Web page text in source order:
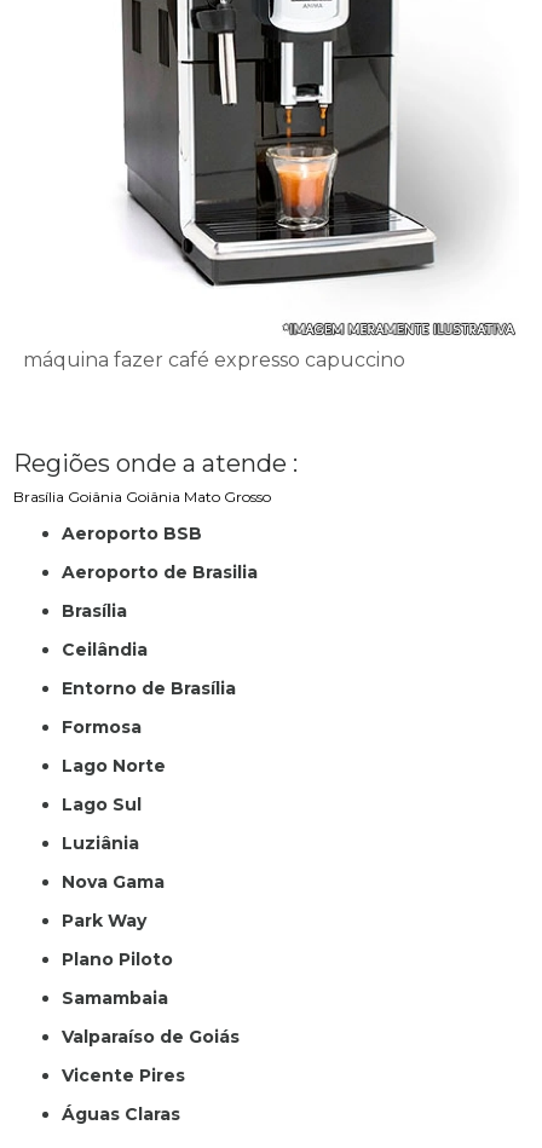
máquina fazer café expresso capuccino
Regiões onde a atende :
Brasília Goiânia Goiânia Mato Grosso
Aeroporto BSB
Aeroporto de Brasilia
Brasília
Ceilândia
Entorno de Brasília
Formosa
Lago Norte
Lago Sul
Luziânia
Nova Gama
Park Way
Plano Piloto
Samambaia
Valparaíso de Goiás
Vicente Pires
Águas Claras